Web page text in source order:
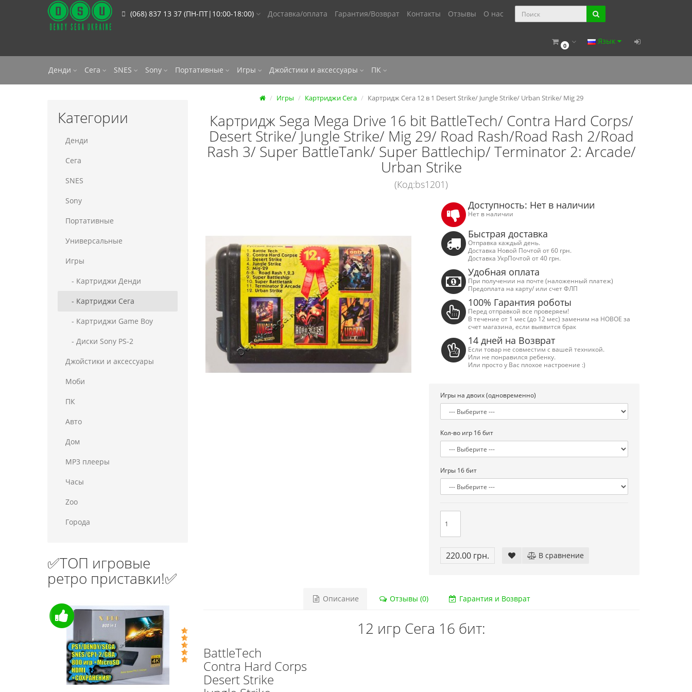
(068) 837 13 37 (ПН-ПТ|10:00-18:00) Доставка/оплата Гарантия/Возврат Контакты Отзывы О нас
0 Язык
Денди Сега SNES Sony Портативные Игры Джойстики и аксессуары ПК
Категории
Денди
Сега
SNES
Sony
Портативные
Универсальные
Игры
- Картриджи Денди
- Картриджи Сега
- Картриджи Game Boy
- Диски Sony PS-2
Джойстики и аксессуары
Моби
ПК
Авто
Дом
MP3 плееры
Часы
Zoo
Города
✅ТОП игровые
ретро приставки!✅
Игры Картриджи Сега Картридж Сега 12 в 1 Desert Strike/ Jungle Strike/ Urban Strike/ Mig 29
Картридж Sega Mega Drive 16 bit BattleTech/ Contra Hard Corps/
Desert Strike/ Jungle Strike/ Mig 29/ Road Rash/Road Rash 2/Road
Rash 3/ Super BattleTank/ Super Battlechip/ Terminator 2: Arcade/
Urban Strike
(Код:bs1201)
Доступность: Нет в наличии
Нет в наличии
Быстрая доставка
Отправка каждый день.
Доставка Новой Почтой от 60 грн.
Доставка УкрПочтой от 40 грн.
Удобная оплата
При получении на почте (наложенный платеж)
Предоплата на карту/ или счет ФЛП
100% Гарантия роботы
Перед отправкой все проверяем!
В течение от 1 мес (до 12 мес) заменим на НОВОЕ за
счет магазина, если выявится брак
14 дней на Возврат
Если товар не совместим с вашей техникой.
Или не понравился ребенку.
Или просто у Вас плохое настроение :)
Игры на двоих (одновременно)
Кол-во игр 16 бит
Игры 16 бит
220.00 грн. В сравнение
Описание Отзывы (0) Гарантия и Возврат
12 игр Сега 16 бит:
BattleTech
Contra Hard Corps
Desert Strike